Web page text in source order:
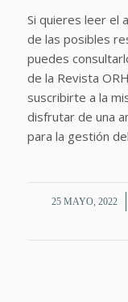
Si quieres leer el
de las posibles
puedes
de la Revista
suscribirte a la
disfrutar de una
para la gestión
25 MAYO, 2022
/